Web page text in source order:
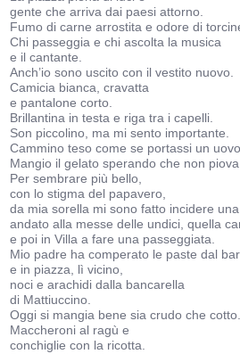
gente che arriva dai paesi attorno.
Fumo di carne arrostita e odore di
Chi passeggia e chi ascolta la musica
e il cantante.
Anch’io sono uscito con il vestito nuovo.
Camicia bianca, cravatta
e pantalone corto.
Brillantina in testa e riga tra i capelli.
Son piccolino, ma mi sento importante.
Cammino teso come se portassi un uovo.
Mangio il gelato sperando che non piova.
Per sembrare più bello,
con lo stigma del papavero,
da mia sorella mi sono fatto incidere
andato alla messe delle undici, quella
e poi in Villa a fare una passeggiata.
Mio padre ha comperato le paste dal
e in piazza, lì vicino,
noci e arachidi dalla bancarella
di Mattiuccino.
Oggi si mangia bene sia crudo che cotto.
Maccheroni al ragù e
conchiglie con la ricotta.